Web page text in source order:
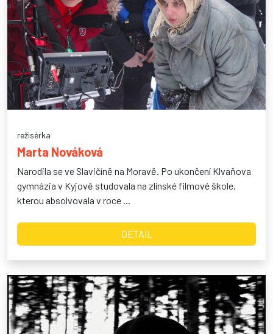
režisérka
Marta Nováková
Narodila se ve Slavičíně na Moravě. Po ukončení Klvaňova
gymnázia v Kyjově studovala na zlínské filmové škole,
kterou absolvovala v roce ...
DETAIL